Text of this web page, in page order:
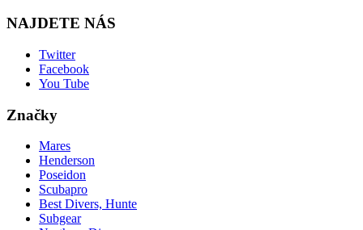
NAJDETE NÁS
Twitter
Facebook
You Tube
Značky
Mares
Henderson
Poseidon
Scubapro
Best Divers, Hunte
Subgear